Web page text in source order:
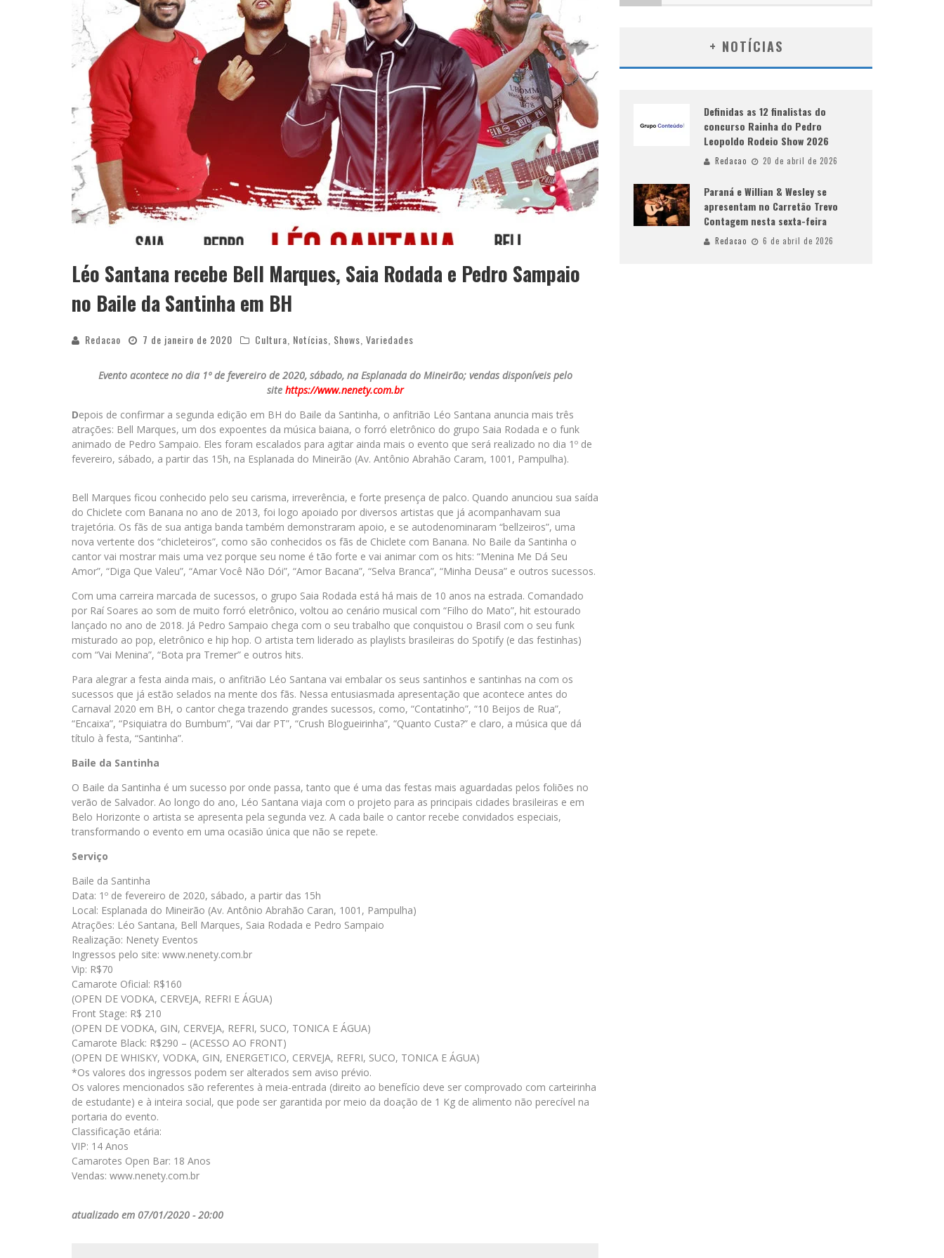
Léo Santana recebe Bell Marques, Saia Rodada e Pedro Sampaio
no Baile da Santinha em BH
Redacao 7 de janeiro de 2020 Cultura Notícias Shows Variedades
Evento acontece no dia 1º de fevereiro de 2020, sábado, na Esplanada do Mineirão; vendas disponíveis pelo
site https://www.nenety.com.br
Depois de confirmar a segunda edição em BH do Baile da Santinha, o anfitrião Léo Santana anuncia mais três
atrações: Bell Marques, um dos expoentes da música baiana, o forró eletrônico do grupo Saia Rodada e o funk
animado de Pedro Sampaio. Eles foram escalados para agitar ainda mais o evento que será realizado no dia 1º de
fevereiro, sábado, a partir das 15h, na Esplanada do Mineirão (Av. Antônio Abrahão Caram, 1001, Pampulha).
Bell Marques ficou conhecido pelo seu carisma, irreverência, e forte presença de palco. Quando anunciou sua saída
do Chiclete com Banana no ano de 2013, foi logo apoiado por diversos artistas que já acompanhavam sua
trajetória. Os fãs de sua antiga banda também demonstraram apoio, e se autodenominaram “bellzeiros”, uma
nova vertente dos “chicleteiros”, como são conhecidos os fãs de Chiclete com Banana. No Baile da Santinha o
cantor vai mostrar mais uma vez porque seu nome é tão forte e vai animar com os hits: “Menina Me Dá Seu
Amor”, “Diga Que Valeu”, “Amar Você Não Dói”, “Amor Bacana”, “Selva Branca”, “Minha Deusa” e outros sucessos.
Com uma carreira marcada de sucessos, o grupo Saia Rodada está há mais de 10 anos na estrada. Comandado
por Raí Soares ao som de muito forró eletrônico, voltou ao cenário musical com “Filho do Mato”, hit estourado
lançado no ano de 2018. Já Pedro Sampaio chega com o seu trabalho que conquistou o Brasil com o seu funk
misturado ao pop, eletrônico e hip hop. O artista tem liderado as playlists brasileiras do Spotify (e das festinhas)
com “Vai Menina”, “Bota pra Tremer” e outros hits.
Para alegrar a festa ainda mais, o anfitrião Léo Santana vai embalar os seus santinhos e santinhas na com os
sucessos que já estão selados na mente dos fãs. Nessa entusiasmada apresentação que acontece antes do
Carnaval 2020 em BH, o cantor chega trazendo grandes sucessos, como, “Contatinho”, “10 Beijos de Rua”,
“Encaixa”, “Psiquiatra do Bumbum”, “Vai dar PT”, “Crush Blogueirinha”, “Quanto Custa?” e claro, a música que dá
título à festa, “Santinha”.
Baile da Santinha
O Baile da Santinha é um sucesso por onde passa, tanto que é uma das festas mais aguardadas pelos foliões no
verão de Salvador. Ao longo do ano, Léo Santana viaja com o projeto para as principais cidades brasileiras e em
Belo Horizonte o artista se apresenta pela segunda vez. A cada baile o cantor recebe convidados especiais,
transformando o evento em uma ocasião única que não se repete.
Serviço
Baile da Santinha
Data: 1º de fevereiro de 2020, sábado, a partir das 15h
Local: Esplanada do Mineirão (Av. Antônio Abrahão Caran, 1001, Pampulha)
Atrações: Léo Santana, Bell Marques, Saia Rodada e Pedro Sampaio
Realização: Nenety Eventos
Ingressos pelo site: www.nenety.com.br
Vip: R$70
Camarote Oficial: R$160
(OPEN DE VODKA, CERVEJA, REFRI E ÁGUA)
Front Stage: R$ 210
(OPEN DE VODKA, GIN, CERVEJA, REFRI, SUCO, TONICA E ÁGUA)
Camarote Black: R$290 – (ACESSO AO FRONT)
(OPEN DE WHISKY, VODKA, GIN, ENERGETICO, CERVEJA, REFRI, SUCO, TONICA E ÁGUA)
*Os valores dos ingressos podem ser alterados sem aviso prévio.
Os valores mencionados são referentes à meia-entrada (direito ao benefício deve ser comprovado com carteirinha
de estudante) e à inteira social, que pode ser garantida por meio da doação de 1 Kg de alimento não perecível na
portaria do evento.
Classificação etária:
VIP: 14 Anos
Camarotes Open Bar: 18 Anos
Vendas: www.nenety.com.br
atualizado em 07/01/2020 - 20:00
+ NOTÍCIAS
Definidas as 12 finalistas do
concurso Rainha do Pedro
Leopoldo Rodeio Show 2026
Redacao 20 de abril de 2026
Paraná e Willian & Wesley se
apresentam no Carretão Trevo
Contagem nesta sexta-feira
Redacao 6 de abril de 2026